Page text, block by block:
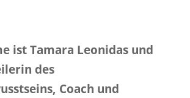
ist Tamara Leonidas und
des
Coach und